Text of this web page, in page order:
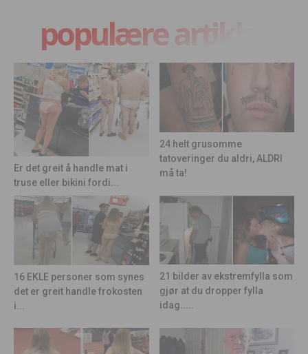
populære artikler
Er det greit å handle mat i
truse eller bikini fordi...
24 helt grusomme
tatoveringer du aldri, ALDRI
må ta!
16 EKLE personer som synes
det er greit handle frokosten
i...
21 bilder av ekstremfylla som
gjør at du dropper fylla
idag.....